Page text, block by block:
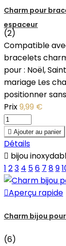
Charm pour
espaceur
(2)
Compatible
bracelets
pour : Noël,
mariage Les
positionner
Prix9,99 €
 Ajouter au panier
Détails
 bijou
1 23 4 56 7 89
Aperçu rapide
Charm bijou
(6)